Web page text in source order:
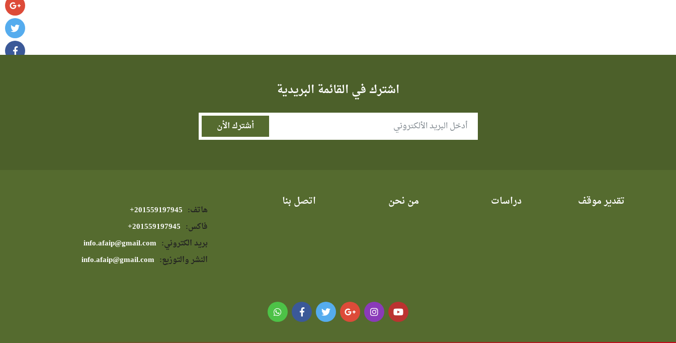
اشترك في القائمة البريدية
تقدير موقف دراسات من نحن اتصل بنا
هاتف:
فاكس:
بريد الكتروني:
النشر والتوزيع: